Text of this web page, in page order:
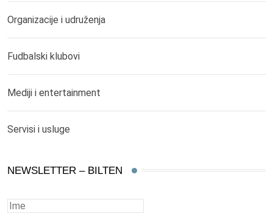
Organizacije i udruženja
Fudbalski klubovi
Mediji i entertainment
Servisi i usluge
NEWSLETTER – BILTEN